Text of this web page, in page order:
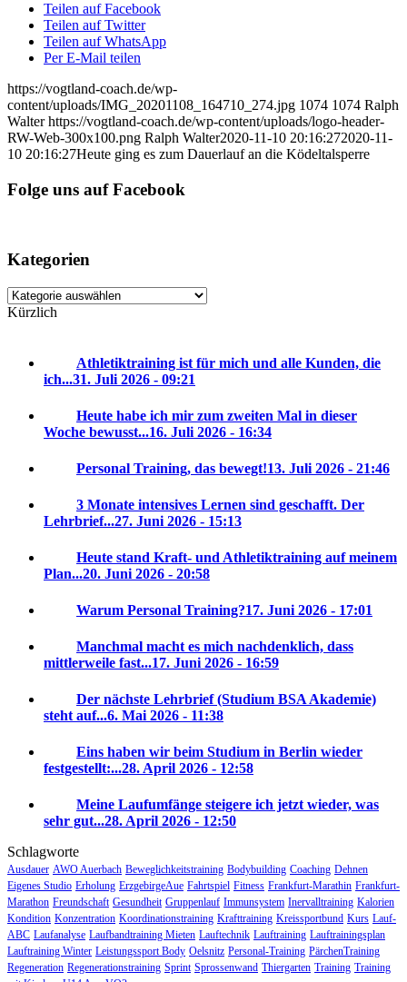
Teilen auf Facebook
Teilen auf Twitter
Teilen auf WhatsApp
Per E-Mail teilen
https://vogtland-coach.de/wp-
content/uploads/IMG_20201108_164710_274.jpg 1074 1074 Ralph
Walter https://vogtland-coach.de/wp-content/uploads/logo-header-
RW-Web-300x100.png Ralph Walter2020-11-10 20:16:272020-11-
10 20:16:27Heute ging es zum Dauerlauf an die Ködeltalsperre
Folge uns auf Facebook
Kategorien
Kategorien
Kürzlich
Athletiktraining ist für mich und alle Kunden, die
ich...31. Juli 2026 - 09:21
Heute habe ich mir zum zweiten Mal in dieser
Woche bewusst...16. Juli 2026 - 16:34
Personal Training, das bewegt!13. Juli 2026 - 21:46
3 Monate intensives Lernen sind geschafft. Der
Lehrbrief...27. Juni 2026 - 15:13
Heute stand Kraft- und Athletiktraining auf meinem
Plan...20. Juni 2026 - 20:58
Warum Personal Training?17. Juni 2026 - 17:01
Manchmal macht es mich nachdenklich, dass
mittlerweile fast...17. Juni 2026 - 16:59
Der nächste Lehrbrief (Studium BSA Akademie)
steht auf...6. Mai 2026 - 11:38
Eins haben wir beim Studium in Berlin wieder
festgestellt:...28. April 2026 - 12:58
Meine Laufumfänge steigere ich jetzt wieder, was
sehr gut...28. April 2026 - 12:50
Schlagworte
Ausdauer AWO Auerbach Beweglichkeitstraining Bodybuilding Coaching Dehnen
Eigenes Studio Erholung ErzgebirgeAue Fahrtspiel Fitness Frankfurt-Marathin Frankfurt-
Marathon Freundschaft Gesundheit Gruppenlauf Immunsystem Inervalltraining Kalorien
Kondition Konzentration Koordinationstraining Krafttraining Kreissportbund Kurs Lauf-
ABC Laufanalyse Laufbandtraining Mieten Lauftechnik Lauftraining Lauftrainingsplan
Lauftraining Winter Leistungssport Body Oelsnitz Personal-Training PärchenTraining
Regeneration Regenerationstraining Sprint Sprossenwand Thiergarten Training Training